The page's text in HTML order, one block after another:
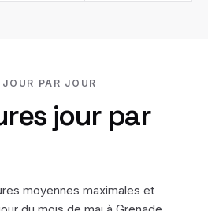
PAR JOUR
jour par
moyennes maximales et